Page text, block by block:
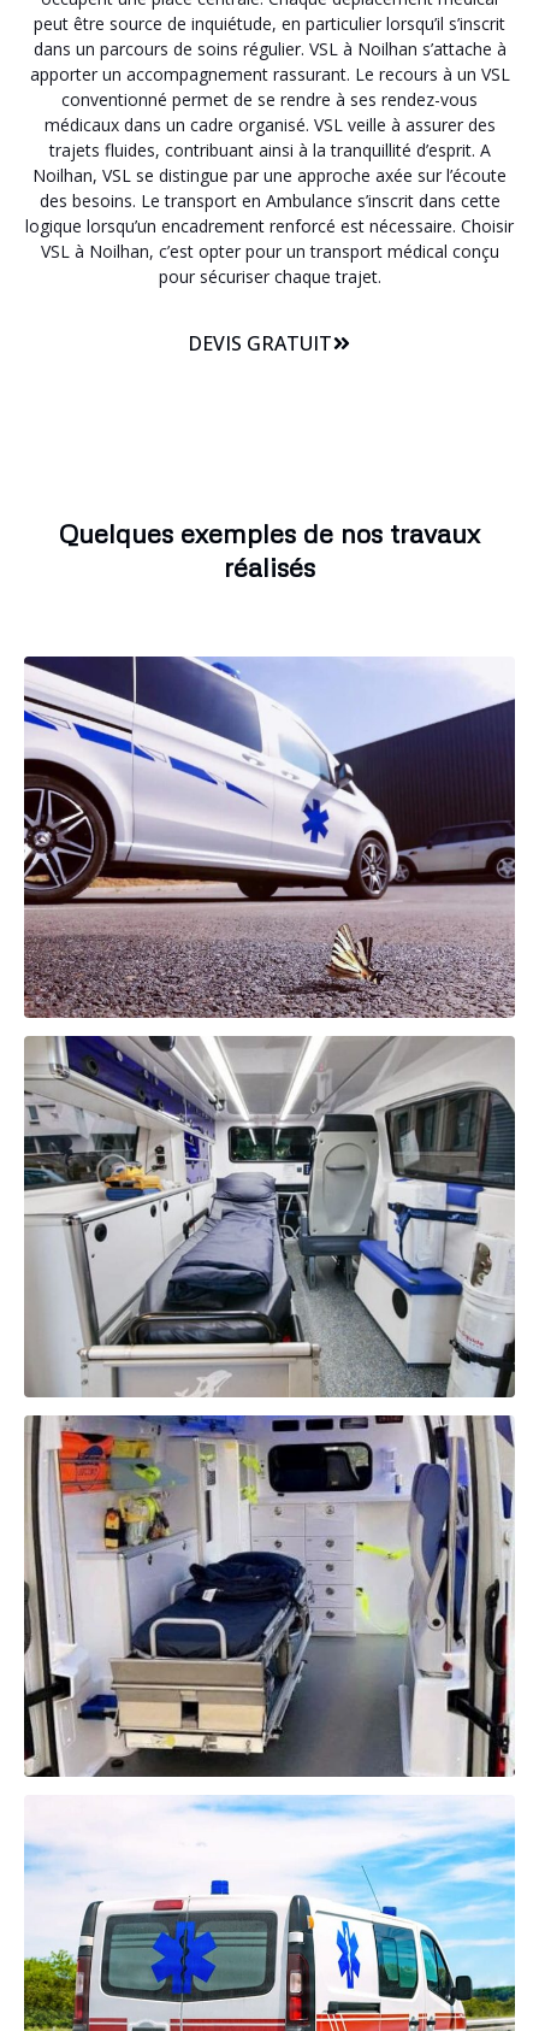
peut être source de inquiétude, en particulier lorsqu’il s’inscrit
dans un parcours de soins régulier. VSL à Noilhan s’attache à
apporter un accompagnement rassurant. Le recours à un VSL
conventionné permet de se rendre à ses rendez-vous
médicaux dans un cadre organisé. VSL veille à assurer des
trajets fluides, contribuant ainsi à la tranquillité d’esprit. A
Noilhan, VSL se distingue par une approche axée sur l’écoute
des besoins. Le transport en Ambulance s’inscrit dans cette
logique lorsqu’un encadrement renforcé est nécessaire. Choisir
VSL à Noilhan, c’est opter pour un transport médical conçu
pour sécuriser chaque trajet.
DEVIS GRATUIT
Quelques exemples de nos travaux
réalisés